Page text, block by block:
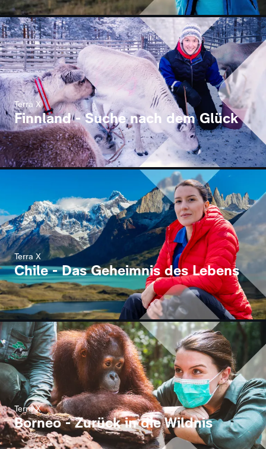
Terra X
Finnland - Suche nach dem Glück
Terra X
Chile - Das Geheimnis des Lebens
Terra X
Borneo - Zurück in die Wildnis